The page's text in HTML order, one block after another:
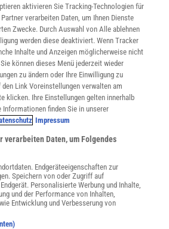
Shop und am Kiosk:
Newsletter abonnieren
JETZT ANMELDEN!
aktivieren Sie Tracking-Technologien für
verarbeiten Daten, um Ihnen Dienste
Zwecke. Durch Auswahl von Alle ablehnen
werden diese deaktiviert. Wenn Tracker
Inhalte und Anzeigen möglicherweise nicht
können dieses Menü jederzeit wieder
zu ändern oder Ihre Einwilligung zu
Link Voreinstellungen verwalten am
klicken. Ihre Einstellungen gelten innerhalb
Informationen finden Sie in unserer
Impressum
verarbeiten Daten, um Folgendes
Endgeräteeigenschaften zur
Speichern von oder Zugriff auf
Personalisierte Werbung und Inhalte,
und der Performance von Inhalten,
Entwicklung und Verbesserung von